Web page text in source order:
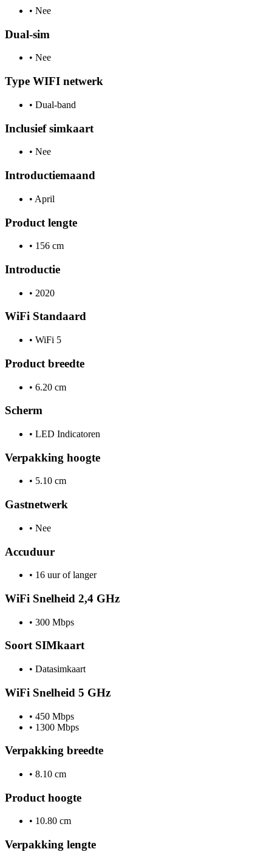
• Nee
Dual-sim
• Nee
Type WIFI netwerk
• Dual-band
Inclusief simkaart
• Nee
Introductiemaand
• April
Product lengte
• 156 cm
Introductie
• 2020
WiFi Standaard
• WiFi 5
Product breedte
• 6.20 cm
Scherm
• LED Indicatoren
Verpakking hoogte
• 5.10 cm
Gastnetwerk
• Nee
Accuduur
• 16 uur of langer
WiFi Snelheid 2,4 GHz
• 300 Mbps
Soort SIMkaart
• Datasimkaart
WiFi Snelheid 5 GHz
• 450 Mbps
• 1300 Mbps
Verpakking breedte
• 8.10 cm
Product hoogte
• 10.80 cm
Verpakking lengte